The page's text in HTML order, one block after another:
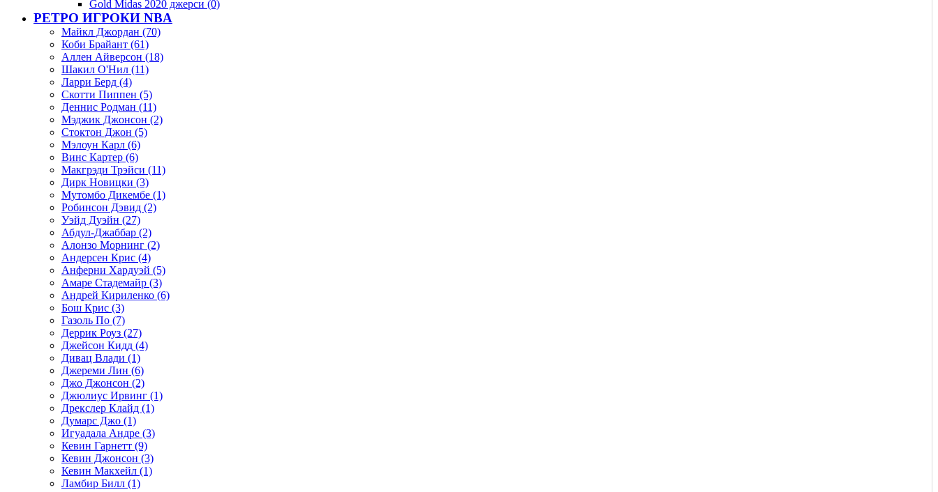
Gold Midas 2020 джерси (0)
РЕТРО ИГРОКИ NBA
Майкл Джордан (70)
Коби Брайант (61)
Аллен Айверсон (18)
Шакил О'Нил (11)
Ларри Берд (4)
Скотти Пиппен (5)
Деннис Родман (11)
Мэджик Джонсон (2)
Стоктон Джон (5)
Мэлоун Карл (6)
Винс Картер (6)
Макгрэди Трэйси (11)
Дирк Новицки (3)
Мутомбо Дикембе (1)
Робинсон Дэвид (2)
Уэйд Дуэйн (27)
Абдул-Джаббар (2)
Алонзо Морнинг (2)
Андерсен Крис (4)
Анферни Xардуэй (5)
Амаре Стадемайр (3)
Андрей Кириленко (6)
Бош Крис (3)
Газоль По (7)
Деррик Роуз (27)
Джейсон Кидд (4)
Дивац Влади (1)
Джереми Лин (6)
Джо Джонсон (2)
Джюлиус Ирвинг (1)
Дрекслер Клайд (1)
Думарс Джо (1)
Игуадала Андре (3)
Кевин Гарнетт (9)
Кевин Джонсон (3)
Кевин Макхейл (1)
Ламбир Билл (1)